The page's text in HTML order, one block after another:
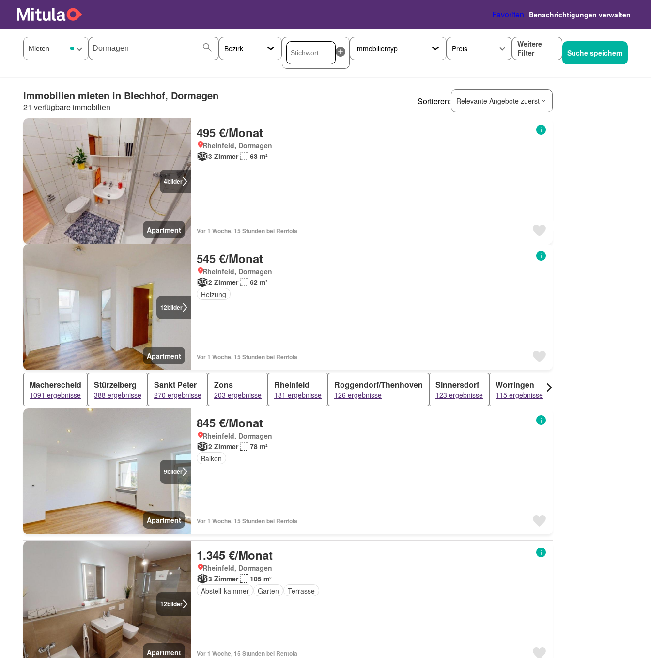
Favoriten Benachrichtigungen verwalten
Preis
Weitere
Filter
Suche speichern
Immobilien mieten in Blechhof, Dormagen
21 verfügbare immobilien
Sortieren: Relevante Angebote zuerst
4bilder
Apartment
495 €/Monat
Rheinfeld, Dormagen
3 Zimmer
63 m²
Vor 1 Woche, 15 Stunden bei Rentola
12bilder
Apartment
545 €/Monat
Rheinfeld, Dormagen
2 Zimmer
62 m²
Heizung
Vor 1 Woche, 15 Stunden bei Rentola
Macherscheid
1091 ergebnisse
Stürzelberg
388 ergebnisse
Sankt Peter
270 ergebnisse
Zons
203 ergebnisse
Rheinfeld
181 ergebnisse
Roggendorf/Thenhoven
126 ergebnisse
Sinnersdorf
123 ergebnisse
Worringen
115 ergebnisse
9bilder
Apartment
845 €/Monat
Rheinfeld, Dormagen
2 Zimmer
78 m²
Balkon
Vor 1 Woche, 15 Stunden bei Rentola
12bilder
Apartment
1.345 €/Monat
Rheinfeld, Dormagen
3 Zimmer
105 m²
Abstell-kammer
Garten Terrasse
Vor 1 Woche, 15 Stunden bei Rentola